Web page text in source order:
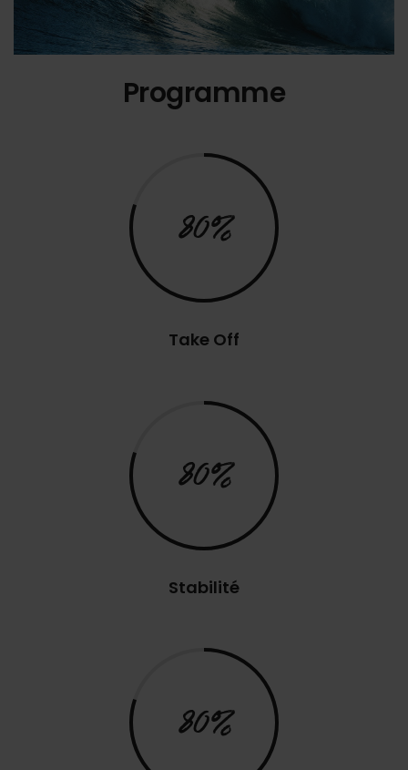
Programme
80%
Take Off
80%
Stabilité
80%